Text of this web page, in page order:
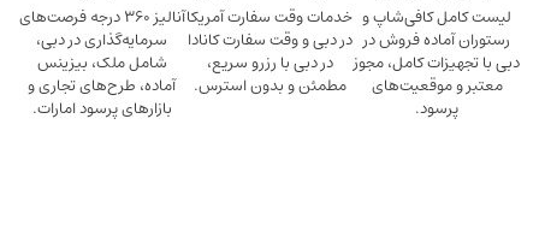
و
فروش در
کامل، مجوز
خدمات وقت سفارت آمریکا
در دبی و وقت سفارت کانادا
در دبی با رزرو سریع،
مطمئن و بدون استرس.
آنالیز ۳۶۰ درجه فرصت‌های
سرمایه‌گذاری در دبی،
شامل ملک، بیزینس
آماده، طرح‌های تجاری و
بازارهای پرسود امارات.